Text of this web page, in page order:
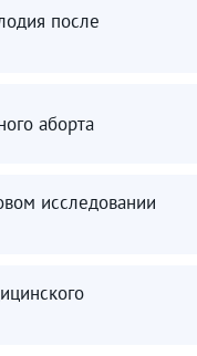
после
аборта
исследовании